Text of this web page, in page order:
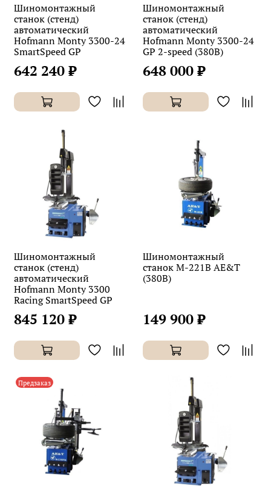
Шиномонтажный
станок (стенд)
автоматический
Hofmann Monty 3300-24
SmartSpeed GP
642 240 ₽
Шиномонтажный
станок (стенд)
автоматический
Hofmann Monty 3300-24
GP 2-speed (380В)
648 000 ₽
Шиномонтажный
станок (стенд)
автоматический
Hofmann Monty 3300
Racing SmartSpeed GP
845 120 ₽
Шиномонтажный
станок M-221B AE&T
(380В)
149 900 ₽
Предзаказ